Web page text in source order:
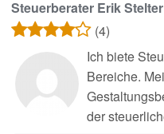
Steuerberater Erik Stelter
(4)
Ich biete
Bereiche.
der